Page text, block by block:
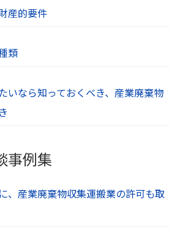
産的要件
類
いなら知っておくべき、産業廃棄物
事例集
、産業廃棄物収集運搬業の許可も取